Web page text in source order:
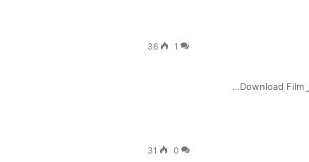
1
36
0
31